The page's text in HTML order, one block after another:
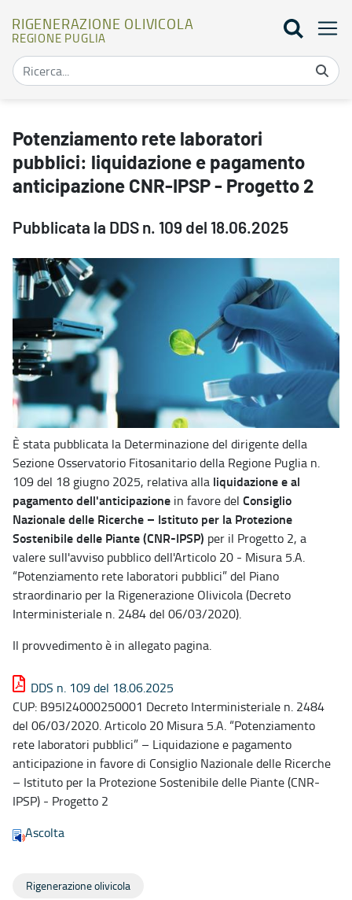
RIGENERAZIONE OLIVICOLA
REGIONE PUGLIA
Potenziamento rete laboratori
pubblici: liquidazione e pagamento
anticipazione CNR-IPSP - Progetto 2
Pubblicata la DDS n. 109 del 18.06.2025
È stata pubblicata la Determinazione del dirigente della
Sezione Osservatorio Fitosanitario della Regione Puglia n.
109 del 18 giugno 2025, relativa alla liquidazione e al
pagamento dell'anticipazione in favore del Consiglio
Nazionale delle Ricerche – Istituto per la Protezione
Sostenibile delle Piante (CNR-IPSP) per il Progetto 2, a
valere sull'avviso pubblico dell'Articolo 20 - Misura 5.A.
“Potenziamento rete laboratori pubblici” del Piano
straordinario per la Rigenerazione Olivicola (Decreto
Interministeriale n. 2484 del 06/03/2020).
Il provvedimento è in allegato pagina.
DDS n. 109 del 18.06.2025
CUP: B95I24000250001 Decreto Interministeriale n. 2484
del 06/03/2020. Articolo 20 Misura 5.A. “Potenziamento
rete laboratori pubblici” – Liquidazione e pagamento
anticipazione in favore di Consiglio Nazionale delle Ricerche
– Istituto per la Protezione Sostenibile delle Piante (CNR-
IPSP) - Progetto 2
Ascolta
Rigenerazione olivicola